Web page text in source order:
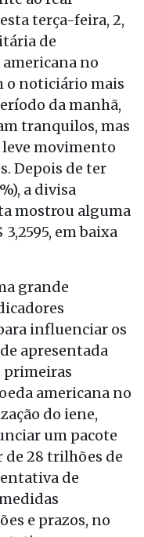
terça-feira, 2,
de
no
o noticiário mais
da manhã,
tranquilos, mas
movimento
Depois de ter
a divisa
mostrou alguma
em baixa
grande
influenciar os
apresentada
primeiras
americana no
do iene,
um pacote
de 28 trilhões de
de
e prazos, no